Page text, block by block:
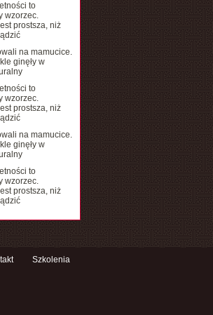
to
wzorzec.
prostsza, niż
na mamucice.
ginęły w
to
wzorzec.
prostsza, niż
na mamucice.
ginęły w
to
wzorzec.
prostsza, niż
Szkolenia